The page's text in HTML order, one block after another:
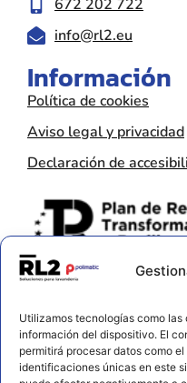
Utilizamos tecnologías como
información del dispositivo. El
permitirá procesar datos como
identificaciones únicas en este
672 202 722
info@rl2.eu
Información
Política de cookies
Aviso legal y privacidad
Declaración de